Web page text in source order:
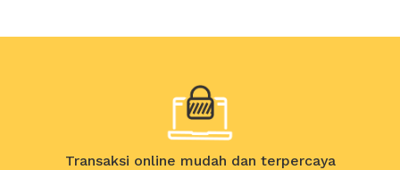
Transaksi online mudah dan terpercaya